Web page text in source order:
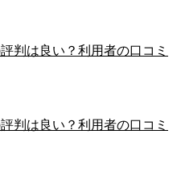
判は良い？利用者の口コミ
判は良い？利用者の口コミ